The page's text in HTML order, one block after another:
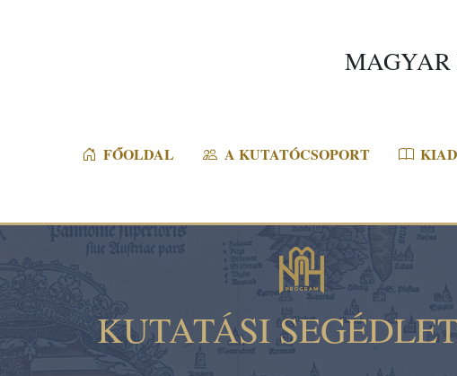
FŐOLDAL A KUTATÓCSOPORT
KUTATÁSI